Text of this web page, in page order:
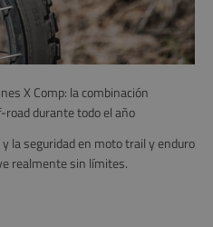
X Comp: la combinación
durante todo el año
la seguridad en moto trail y enduro
realmente sin límites.